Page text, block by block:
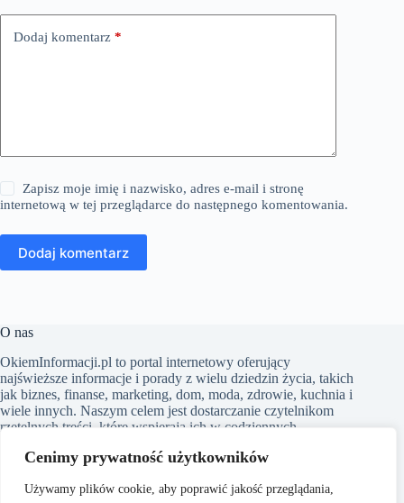
Cenimy prywatność użytkowników
Używamy plików cookie, aby poprawić jakość przeglądania,
Dodaj komentarz *
Zapisz moje imię i nazwisko, adres e-mail i stronę
internetową w tej przeglądarce do następnego komentowania.
Dodaj komentarz
O nas
​OkiemInformacji.pl to portal internetowy oferujący
najświeższe informacje i porady z wielu dziedzin życia, takich
jak biznes, finanse, marketing, dom, moda, zdrowie, kuchnia i
wiele innych. Naszym celem jest dostarczanie czytelnikom
rzetelnych treści, które wspierają ich w codziennych
artykuły były zrozumiałe i dostępne dla każdego, niezależnie